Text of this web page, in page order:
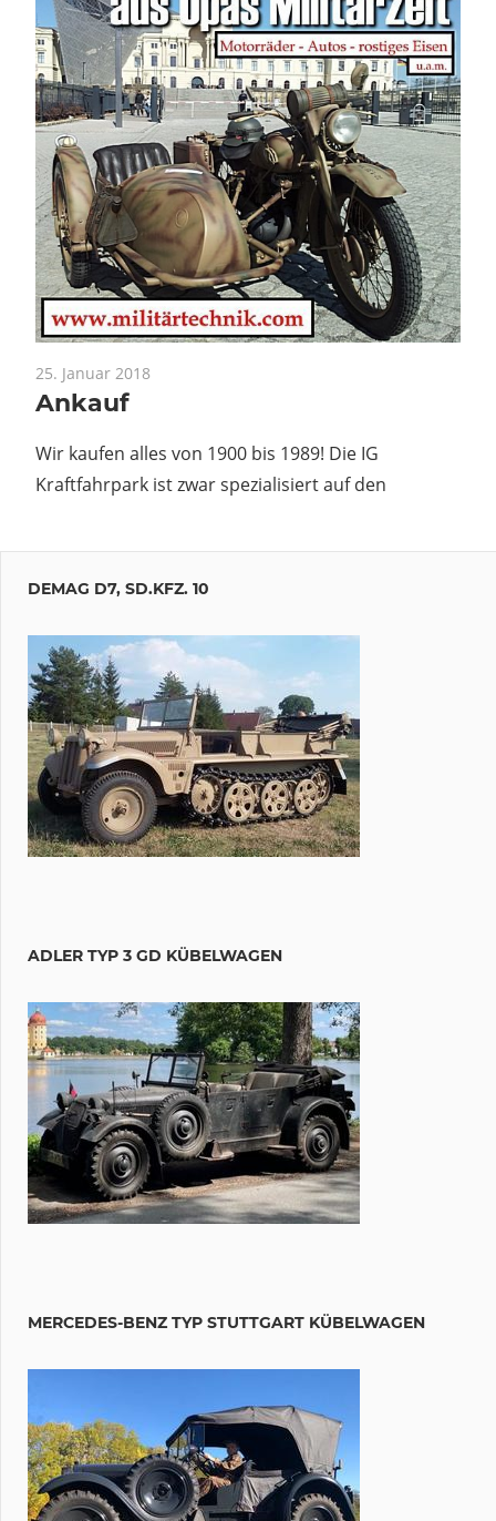
25. Januar 2018
Ankauf
Wir kaufen alles von 1900 bis 1989! Die IG
Kraftfahrpark ist zwar spezialisiert auf den
DEMAG D7, SD.KFZ. 10
ADLER TYP 3 GD KÜBELWAGEN
MERCEDES-BENZ TYP STUTTGART KÜBELWAGEN